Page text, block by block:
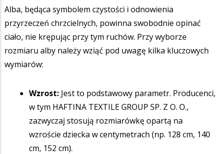
Alba, będąca symbolem czystości i odnowienia
przyrzeczeń chrzcielnych, powinna swobodnie opinać
ciało, nie krępując przy tym ruchów. Przy wyborze
rozmiaru alby należy wziąć pod uwagę kilka kluczowych
wymiarów:
Wzrost: Jest to podstawowy parametr. Producenci,
w tym HAFTINA TEXTILE GROUP SP. Z O. O.,
zazwyczaj stosują rozmiarówkę opartą na
wzroście dziecka w centymetrach (np. 128 cm, 140
cm, 152 cm).